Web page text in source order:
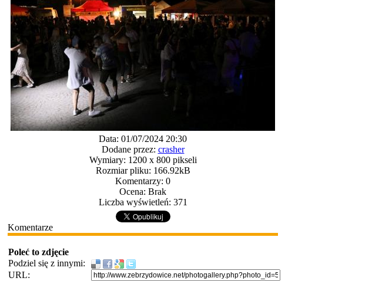
Data: 01/07/2024 20:30
Dodane przez: crasher
Wymiary: 1200 x 800 pikseli
Rozmiar pliku: 166.92kB
Komentarzy: 0
Ocena: Brak
Liczba wyświetleń: 371
Komentarze
Poleć to zdjęcie
Podziel się z innymi:
URL: